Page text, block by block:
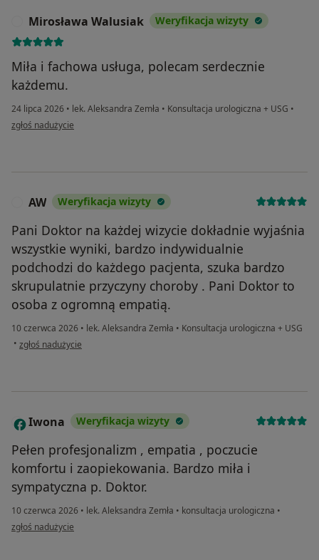
Mirosława Walusiak Weryfikacja wizyty
Miła i fachowa usługa, polecam serdecznie
każdemu.
24 lipca 2026 • lek. Aleksandra Zemła • Konsultacja urologiczna + USG •
w opinii użytkownika Mirosława Walusiak
zgłoś nadużycie
AW Weryfikacja wizyty
Pani Doktor na każdej wizycie dokładnie wyjaśnia
wszystkie wyniki, bardzo indywidualnie
podchodzi do każdego pacjenta, szuka bardzo
skrupulatnie przyczyny choroby . Pani Doktor to
osoba z ogromną empatią.
10 czerwca 2026 • lek. Aleksandra Zemła • Konsultacja urologiczna + USG
• w opinii użytkownika AW
zgłoś nadużycie
I Iwona Weryfikacja wizyty
Pełen profesjonalizm , empatia , poczucie
komfortu i zaopiekowania. Bardzo miła i
sympatyczna p. Doktor.
10 czerwca 2026 • lek. Aleksandra Zemła • konsultacja urologiczna •
w opinii użytkownika Iwona
zgłoś nadużycie